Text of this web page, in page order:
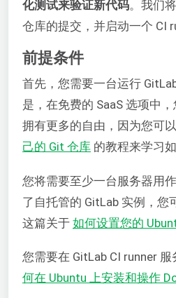
化测试来验证新代码。我们
仓库的提交，并启动一个 CI
前提条件
首先，您需要一台运行
是，在免费的 SaaS 选项中
拥有更多的自由，因为您可
己的 Git 仓库 的教程来学习
您将需要至少一台服务器用
了自托管的 GitLab 实例，您
这篇关于 如何设置您的
您需要在 GitLab CI runner
何在 Ubuntu 上安装和操作